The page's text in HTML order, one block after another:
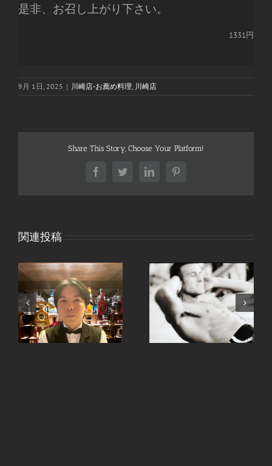
是非、お召し上がり下さい。
1331円
9月 1日, 2025 | 川崎店-お薦め料理 川崎店
Share This Story, Choose Your Platform!
FacebookTwitterLinkedInPinterest
関連投稿
継続は力なり。
手ピカジェルととうも
ろこし